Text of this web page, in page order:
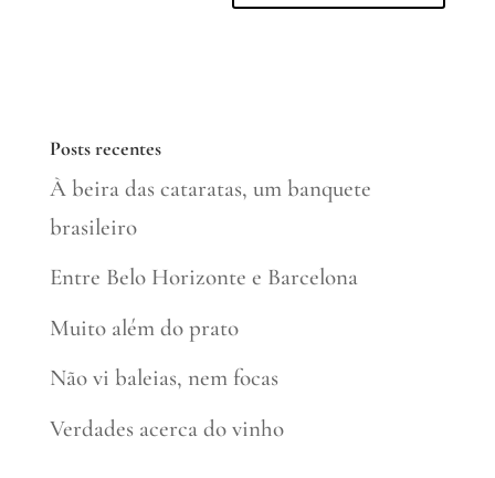
Posts recentes
À beira das cataratas, um banquete
brasileiro
Entre Belo Horizonte e Barcelona
Muito além do prato
Não vi baleias, nem focas
Verdades acerca do vinho